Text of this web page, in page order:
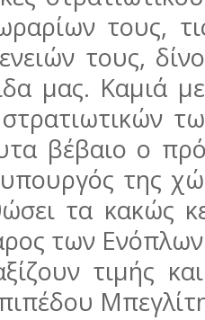
τους,
τους,
μας. Καμιά
βέβαιο ο
της
τα κακώς
των
τιμής